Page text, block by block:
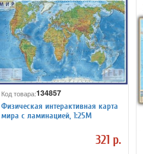
Код товара:134857
Физическая интерактивная карта
мира с ламинацией, 1:25М
321 р.